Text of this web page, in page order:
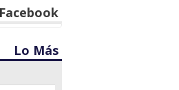
Facebook
Lo Más